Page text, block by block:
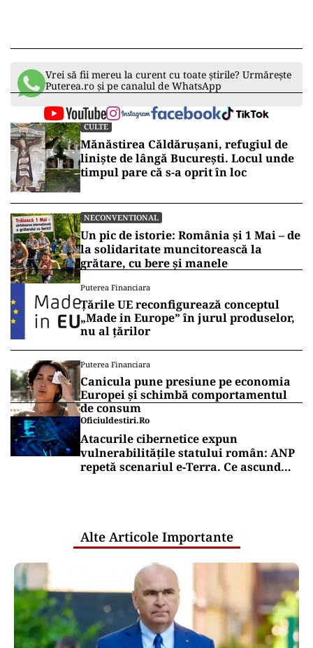
Vrei să fii mereu la curent cu toate știrile? Urmărește
Puterea.ro și pe canalul de WhatsApp
CULTE
Mănăstirea Căldărușani, refugiul de
liniște de lângă București. Locul unde
timpul pare că s-a oprit în loc
NECONVENTIONAL
Un pic de istorie: România și 1 Mai – de
la solidaritate muncitorească la
grătare, cu bere și manele
Puterea Financiara
Țările UE reconfigurează conceptul
„Made in Europe” în jurul produselor,
nu al țărilor
Puterea Financiara
Canicula pune presiune pe economia
Europei și schimbă comportamentul
de consum
Oficiuldestiri.ro
Atacurile cibernetice expun
vulnerabilitățile statului român: ANP
repetă scenariul e‑Terra. Ce ascund
Alte Articole Importante